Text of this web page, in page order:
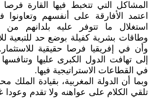
المشاكل التي تتخبط فيها القارة
اعتمد الأفارقة على أنفسهم وتعاونوا
استغلال ما تتوفر عليه بلدانهم من
وطاقات بشرية كفيلة بوضع حد للتبعية
وأن في إفريقيا فرصا حقيقية
إلى تهافت الدول الكبرى عليها
في القطاعات الاستراتيجية فيها.
وبما أن الدولة المغربية، بقيادة الملك
تلقي الكلام على عواهنه ولا تقدم وعودا